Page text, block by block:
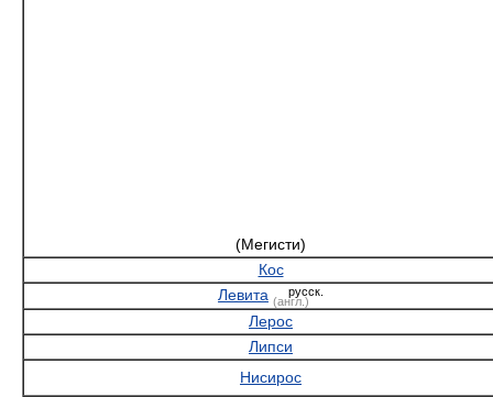
(Мегисти)
Кос
Левита (англ.)
русск.
Лерос
Липси
Нисирос